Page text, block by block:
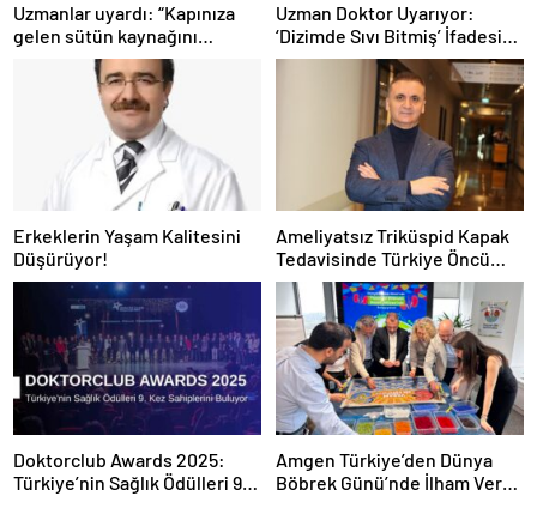
Uzmanlar uyardı: “Kapınıza
gelen sütün kaynağını
sorgulayın”
Uzman Doktor Uyarıyor:
‘Dizimde Sıvı Bitmiş’ İfadesi
Doğru Değil…
Erkeklerin Yaşam Kalitesini
Düşürüyor!
Ameliyatsız Triküspid Kapak
Tedavisinde Türkiye Öncü
Konumda
Doktorclub Awards 2025:
Türkiye’nin Sağlık Ödülleri 9.
Amgen Türkiye’den Dünya
Böbrek Günü’nde İlham Veren